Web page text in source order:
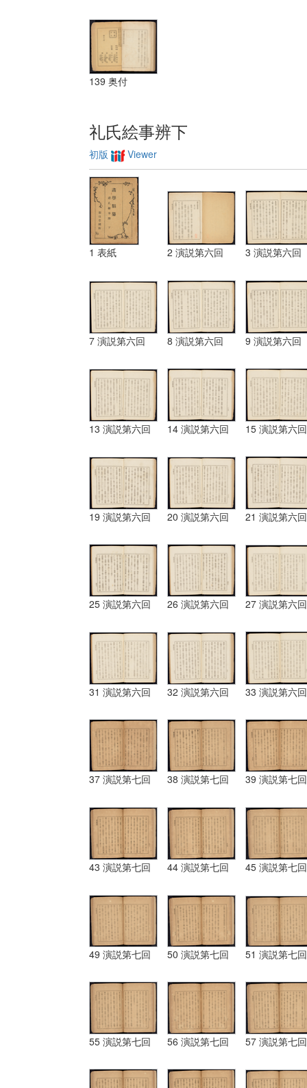
139 奥付
礼氏絵事辨下
初版 Viewer
1 表紙 2 演説第六回 3 演説第六回
7 演説第六回 8 演説第六回 9 演説第六回
13 演説第六回 14 演説第六回 15 演説第六回
19 演説第六回 20 演説第六回 21 演説第六回
25 演説第六回 26 演説第六回 27 演説第六回
31 演説第六回 32 演説第六回 33 演説第六回
37 演説第七回 38 演説第七回 39 演説第七回
43 演説第七回 44 演説第七回 45 演説第七回
49 演説第七回 50 演説第七回 51 演説第七回
55 演説第七回 56 演説第七回 57 演説第七回